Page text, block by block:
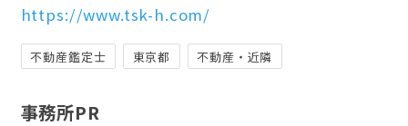
https://www.tsk-h.com/
不動産鑑定士 東京都 不動産・近隣
事務所PR